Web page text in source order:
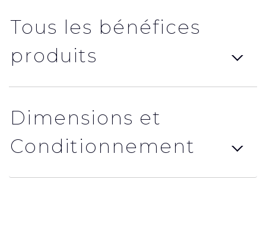
Tous les bénéfices
produits
Dimensions et
Conditionnement